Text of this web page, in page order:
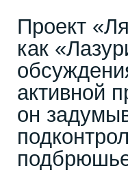
Проект
как
активной
он